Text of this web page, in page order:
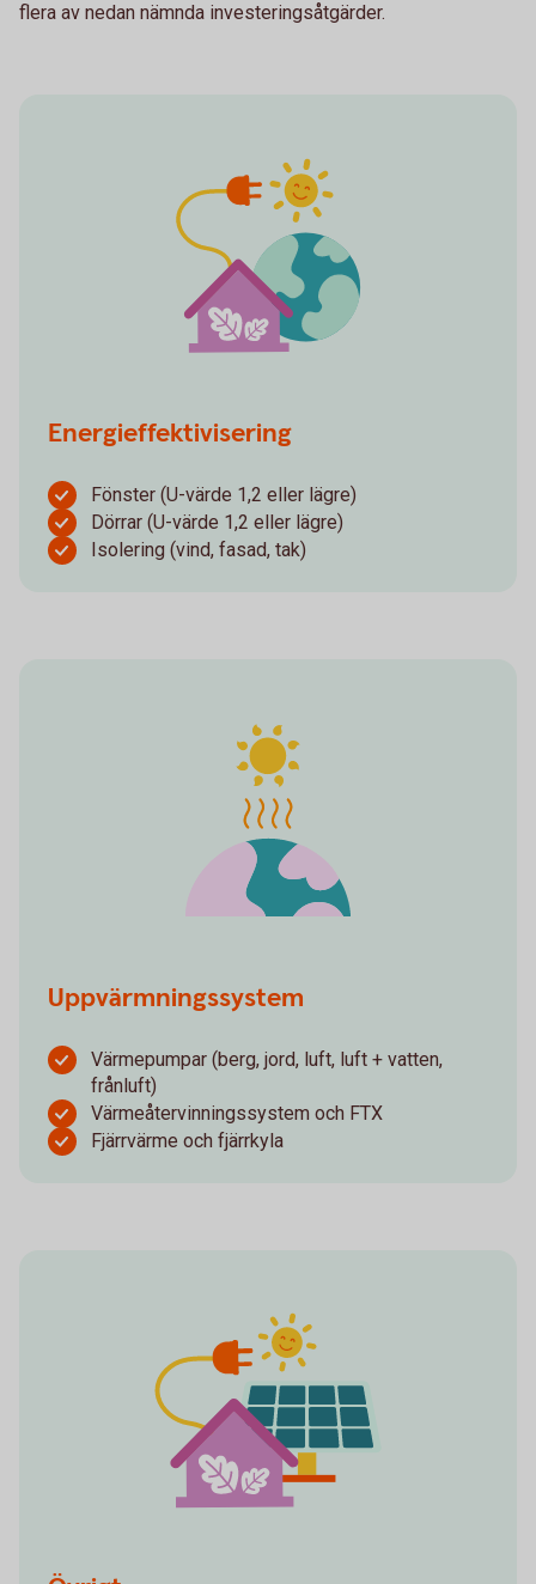
flera av nedan nämnda investeringsåtgärder.
Energieffektivisering
Fönster (U-värde 1,2 eller lägre)
Dörrar (U-värde 1,2 eller lägre)
Isolering (vind, fasad, tak)
Uppvärmningssystem
Värmepumpar (berg, jord, luft, luft + vatten,
frånluft)
Värmeåtervinningssystem och FTX
Fjärrvärme och fjärrkyla